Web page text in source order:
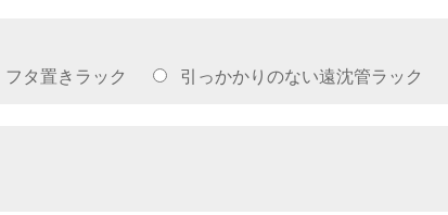
フタ置きラック 引っかかりのない遠沈管ラック